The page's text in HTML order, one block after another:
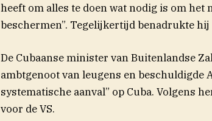
heeft om alles te doen wat nodig is om
beschermen”. Tegelijkertijd benadrukte
De Cubaanse minister van Buitenlandse
ambtgenoot van leugens en beschuldigde
systematische aanval” op Cuba. Volgens
voor de VS.